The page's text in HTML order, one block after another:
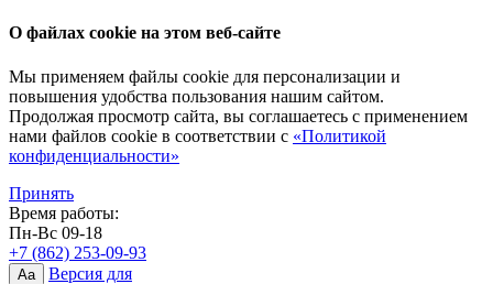
О файлах cookie на этом веб-сайте
Мы применяем файлы cookie для персонализации и
повышения удобства пользования нашим сайтом.
Продолжая просмотр сайта, вы соглашаетесь с применением
нами файлов cookie в соответствии с «Политикой
конфиденциальности»
Принять
Время работы:
Пн-Вс 09-18
+7 (862) 253-09-93
Aa
Версия для